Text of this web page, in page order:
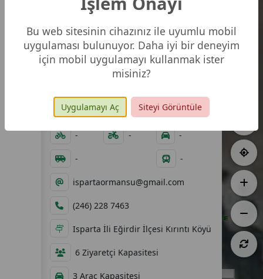
09:00 - 17:00 -
- - -
- -
ispartaormansu@gmail.com
(246) 228 7463
Isparta İli Eğirdir İlçesi Kırıntı Köyü
6 Ziyaretçi Kapasitesi
3 Araç Kapasitesi
Kırıntı Köyü Doğu Çınarı Tabiat Anıtı
Bu web sitesinin cihazınız ile uyumlu mobil
uygulaması bulunuyor. Daha iyi bir deneyim
için mobil uygulamayı kullanmak ister
misiniz?
Uygulamayı Aç Siteyi Görüntüle